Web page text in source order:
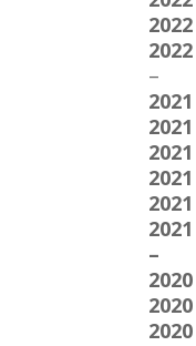
2022
2022
–
2021
2021
2021
2021
2021
2021
–
2020
2020
2020